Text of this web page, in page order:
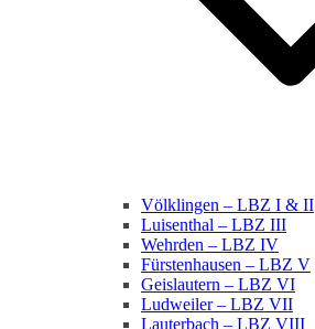
Völklingen – LBZ I & II
Luisenthal – LBZ III
Wehrden – LBZ IV
Fürstenhausen – LBZ V
Geislautern – LBZ VI
Ludweiler – LBZ VII
Lauterbach – LBZ VIII